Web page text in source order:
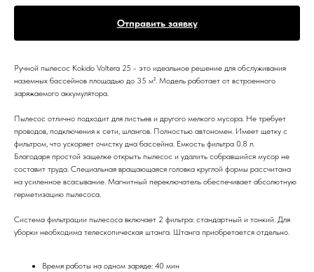
Отправить заявку
Ручной пылесос Kokido Voltera 25 - это идеальное решение для обслуживания
наземных бассейнов площадью до 35 м². Модель работает от встроенного
заряжаемого аккумулятора.
Пылесос отлично подходит для листьев и другого мелкого мусора. Не требует
проводов, подключения к сети, шлангов. Полностью автономен. Имеет щетку с
фильтром, что ускоряет очистку дна бассейна. Емкость фильтра 0.8 л.
Благодаря простой защелке открыть пылесос и удалить собравшийся мусор не
составит труда. Специальная вращающаяся головка круглой формы рассчитана
на усиленное всасывание. Магнитный переключатель обеспечивает абсолютную
герметизацию пылесоса.
Система фильтрации пылесоса включает 2 фильтра: стандартный и тонкий. Для
уборки необходима телескопическая штанга. Штанга приобретается отдельно.
Время работы на одном заряде: 40 мин